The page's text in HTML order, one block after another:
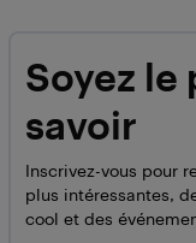
Soyez le
savoir
Inscrivez-vous pour
plus intéressantes,
cool et des